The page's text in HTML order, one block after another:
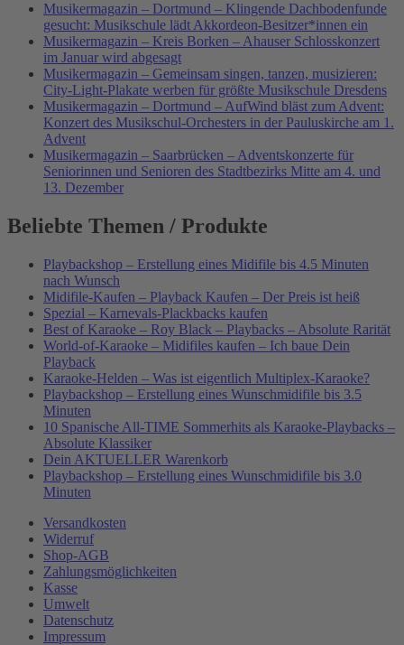
Musikermagazin – Dortmund – Klingende Dachbodenfunde
gesucht: Musikschule lädt Akkordeon-Besitzer*innen ein
Musikermagazin – Kreis Borken – Ahauser Schlosskonzert
im Januar wird abgesagt
Musikermagazin – Gemeinsam singen, tanzen, musizieren:
City-Light-Plakate werben für größte Musikschule Dresdens
Musikermagazin – Dortmund – AufWind bläst zum Advent:
Konzert des Musikschul-Orchesters in der Pauluskirche am 1.
Advent
Musikermagazin – Saarbrücken – Adventskonzerte für
Seniorinnen und Senioren des Stadtbezirks Mitte am 4. und
13. Dezember
Beliebte Themen / Produkte
Playbackshop – Erstellung eines Midifile bis 4.5 Minuten
nach Wunsch
Midifile-Kaufen – Playback Kaufen – Der Preis ist heiß
Spezial – Karnevals-Plackbacks kaufen
Best of Karaoke – Roy Black – Playbacks – Absolute Rarität
World-of-Karaoke – Midifiles kaufen – Ich baue Dein
Playback
Karaoke-Helden – Was ist eigentlich Multiplex-Karaoke?
Playbackshop – Erstellung eines Wunschmidifile bis 3.5
Minuten
10 Spanische All-TIME Sommerhits als Karaoke-Playbacks –
Absolute Klassiker
Dein AKTUELLER Warenkorb
Playbackshop – Erstellung eines Wunschmidifile bis 3.0
Minuten
Versandkosten
Widerruf
Shop-AGB
Zahlungsmöglichkeiten
Kasse
Umwelt
Datenschutz
Impressum